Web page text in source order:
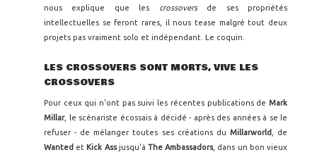
nous explique que les
crossoversde ses propriétés
intellectuelles se feront rares, il nous tease malgré tout deux
projets pas vraiment solo et indépendant. Le coquin.
LES CROSSOVERS SONT MORTS, VIVE LES
CROSSOVERS
Pour ceux qui n'ont pas suivi les récentes publications de Mark
Millar, le scénariste écossais à décidé - après des années à se le
refuser - de mélanger toutes ses créations du Millarworld
, de
Wanted et Kick Assjusqu'àThe Ambassadors, dans un bon vieux